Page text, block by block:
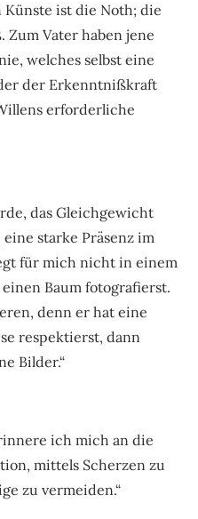
ist die Noth; die
Vater haben jene
welches selbst eine
der Erkenntnißkraft
erforderliche
das Gleichgewicht
starke Präsenz im
für mich nicht in einem
Baum fotografierst.
denn er hat eine
respektierst, dann
Bilder.“
ich mich an die
mittels Scherzen zu
zu vermeiden.“